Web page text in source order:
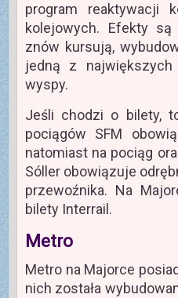
program reaktywacji
kolejowych. Efekty
znów kursują,
jedną z
wyspy.
Jeśli chodzi o bilety,
pociągów SFM
natomiast na pociąg
Sóller obowiązuje
przewoźnika. Na
bilety Interrail.
Metro
Metro na Majorce
nich została